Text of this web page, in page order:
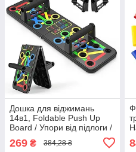
Дошка для віджимань
14в1, Foldable Push Up
Board / Упори від підлоги /
269 ₴ 384,28 ₴